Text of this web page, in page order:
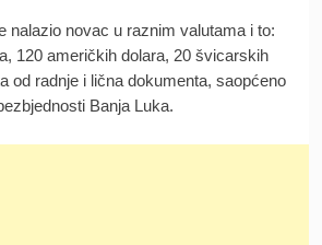
nalazio novac u raznim valutama i to:
120 američkih dolara, 20 švicarskih
od radnje i lična dokumenta, saopćeno
Banja Luka.